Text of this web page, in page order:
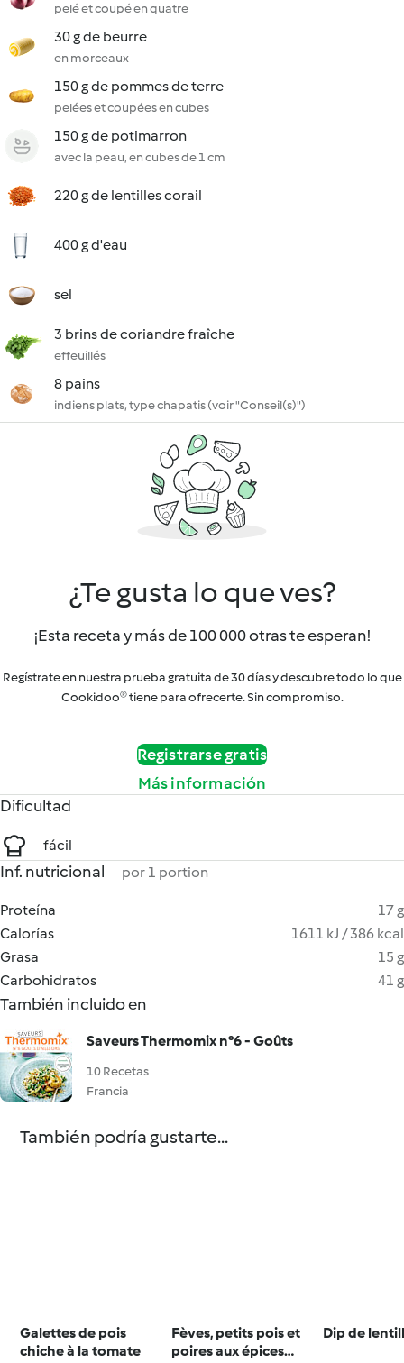
pelé et coupé en quatre
30 g de beurre
en morceaux
150 g de pommes de terre
pelées et coupées en cubes
150 g de potimarron
avec la peau, en cubes de 1 cm
220 g de lentilles corail
400 g d'eau
sel
3 brins de coriandre fraîche
effeuillés
8 pains
indiens plats, type chapatis (voir "Conseil(s)")
¿Te gusta lo que ves?
¡Esta receta y más de 100 000 otras te esperan!
Regístrate en nuestra prueba gratuita de 30 días y descubre todo lo que
Cookidoo® tiene para ofrecerte. Sin compromiso.
Registrarse gratis
Más información
Dificultad
fácil
Inf. nutricional por 1 portion
Proteína
17 g
Calorías
1611 kJ / 386 kcal
Grasa
15 g
Carbohidratos
41 g
También incluido en
Saveurs Thermomix n°6 - Goûts
10 Recetas
Francia
También podría gustarte...
Galettes de pois
chiche à la tomate
Fèves, petits pois et
poires aux épices
Dip de